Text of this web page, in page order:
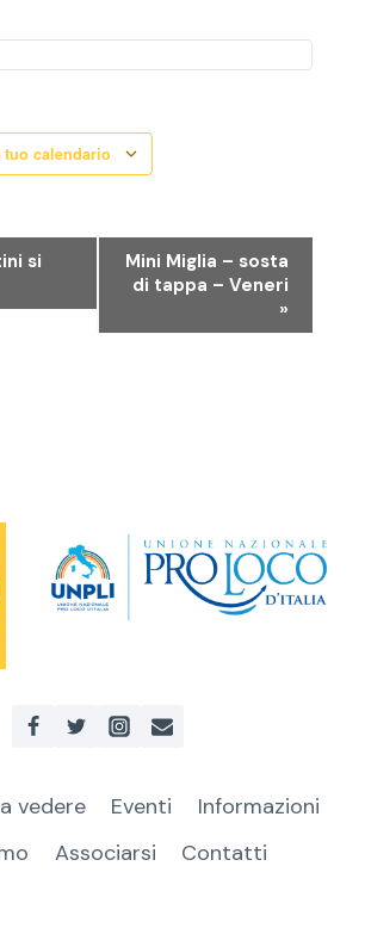
tuo calendario
si
Mini Miglia – sosta
di tappa – Veneri
»
vedere Eventi
Informazioni
Associarsi Contatti